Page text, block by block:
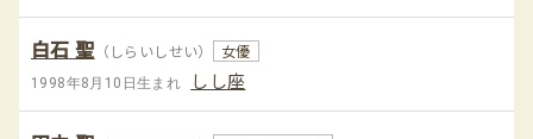
白石 聖 （しらいしせい） 女優
1998年8月10日生まれ しし座